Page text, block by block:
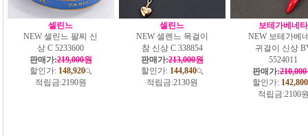
셀린느
NEW 셀린느 팔찌 신
상 C 5233600
판매가:219,000원
할인가: 148,920
적립금:2190원
셀린느
NEW 셀렌느 목걸이
참 신상 C 338854
판매가:213,000원
할인가: 144,840
적립금:2130원
보테가베네타
NEW 보테가베
귀걸이 신상
5524011
판매가:
할인가: 142,800
적립금:2100